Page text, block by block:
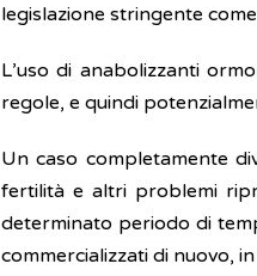
legislazione stringente
L’uso di anabolizzanti
regole, e quindi
Un caso completamente
fertilità e altri problemi
determinato periodo di
commercializzati di nuovo,